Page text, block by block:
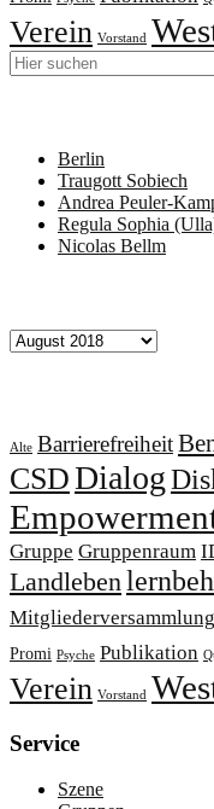
Verein Vorstand
Berlin
Traugott Sobiech
Andrea Peuler-
Regula Sophia
Nicolas Bellm
Archiv
Alte Barrierefreiheit
CSDDialog
Gruppe Gruppenraum
Landleben
Mitgliederversammlung
Promi Psyche Publikation
Verein Vorstand
Service
Szene